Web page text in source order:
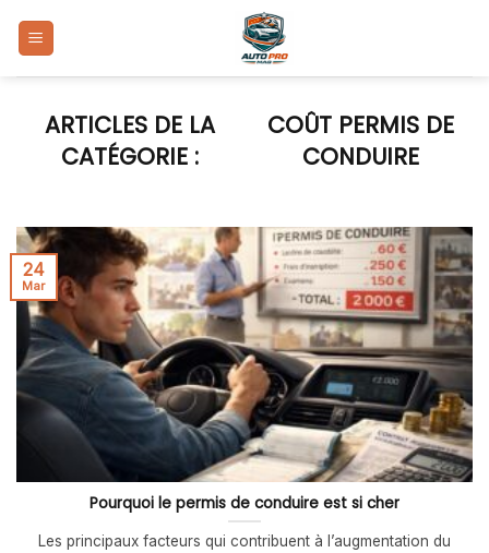
COÛT PERMIS DE
CONDUIRE
Pourquoi le permis de conduire est si cher
Les principaux facteurs qui contribuent à l’augmentation du
24
Mar